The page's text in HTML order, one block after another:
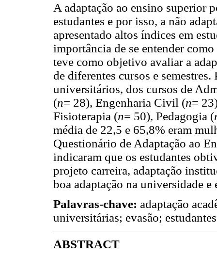
A adaptação ao ensino superior
estudantes e por isso, a não
apresentado altos índices em
importância de se entender
teve como objetivo avaliar a
de diferentes cursos e
universitários, dos cursos de
(n= 28), Engenharia Civil (n=
Fisioterapia (n= 50), Pedagogia (
média de 22,5 e 65,8% eram
Questionário de Adaptação ao
indicaram que os estudantes
projeto carreira, adaptação
boa adaptação na universidade e
Palavras-chave: adaptação
universitárias; evasão;
ABSTRACT